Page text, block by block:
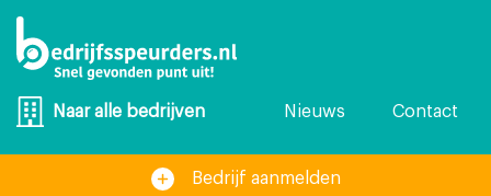
Naar alle bedrijven Nieuws Contact
Bedrijf aanmelden